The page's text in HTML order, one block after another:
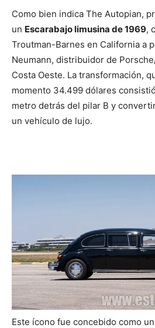
Como bien indica The Autopian,
un Escarabajo limusina de 1969,
Troutman-Barnes en California a
Neumann, distribuidor de
Costa Oeste. La transformación,
momento 34.499 dólares
metro detrás del pilar B y
un vehículo de lujo.
Este ícono fue concebido como